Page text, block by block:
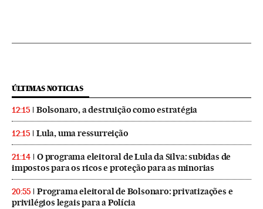
ÚLTIMAS NOTICIAS
12:15 Bolsonaro, a destruição como estratégia
12:15 Lula, uma ressurreição
21:14
O programa eleitoral de Lula da Silva: subidas de
impostos para os ricos e proteção para as minorias
20:55
Programa eleitoral de Bolsonaro: privatizações e
privilégios legais para a Polícia